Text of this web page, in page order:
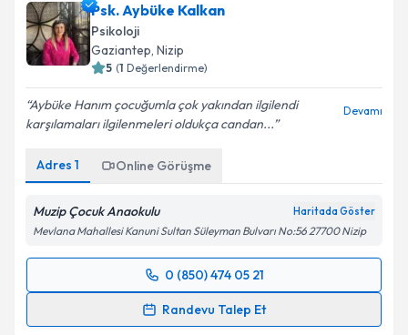
Psk. Aybüke Kalkan
Psikoloji
Gaziantep, Nizip
5 (1 Değerlendirme)
Aybüke Hanım çocuğumla çok yakından ilgilendi
karşılamaları ilgilenmeleri oldukça candan...
Devamı
Adres 1 Online Görüşme
Muzip Çocuk Anaokulu Haritada Göster
Mevlana Mahallesi Kanuni Sultan Süleyman Bulvarı No:56 27700 Nizip
0 (850) 474 05 21
Randevu Talep Et
Randevu Takvimi Talebi